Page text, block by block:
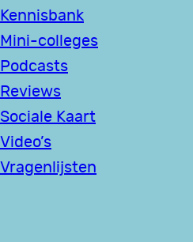
Kennisbank
Mini-colleges
Podcasts
Reviews
Sociale Kaart
Video’s
Vragenlijsten